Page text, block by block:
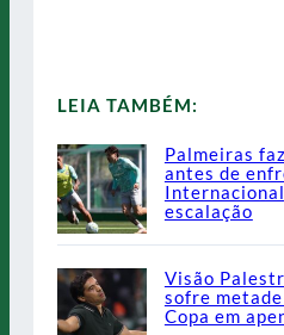
LEIA TAMBÉM:
Palmeiras
antes de
escalação
Visão
sofre
Copa em